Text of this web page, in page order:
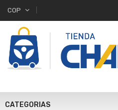
COP
CATEGORIAS